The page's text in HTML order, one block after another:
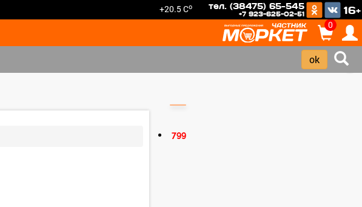
+20.5 Co тел. (38475) 65-545
+7 923-625-02-51 16+
0
799
›